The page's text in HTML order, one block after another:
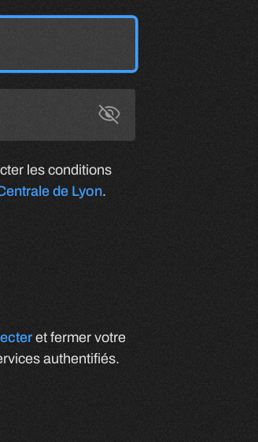
les conditions
de Lyon.
et fermer votre
authentifiés.